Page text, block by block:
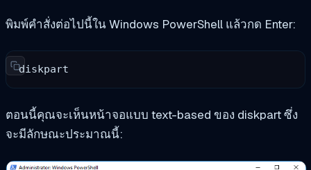
พิมพ์คำสั่งต่อไปนี้ใน Windows PowerShell แล้วกด Enter:
diskpart
ตอนนี้คุณจะเห็นหน้าจอแบบ text-based ของ diskpart ซึ่ง
จะมีลักษณะประมาณนี้: